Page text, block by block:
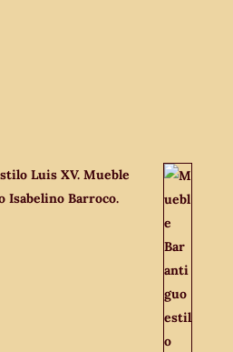
Luis XV. Mueble
Barroco.